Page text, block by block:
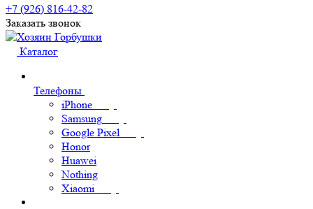
+7 (926) 816-42-82
Заказать звонок
Каталог
Телефоны
iPhone
Samsung
Google Pixel
Honor
Huawei
Nothing
Xiaomi